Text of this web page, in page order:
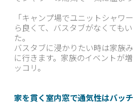
「キャンプ場でユニットシャワ
ら良くて、バスタブがなくても
た。
バスタブに浸かりたい時は家族
に行きます。家族のイベントが
ッコリ。
家を貫く室内窓で通気性はバッ